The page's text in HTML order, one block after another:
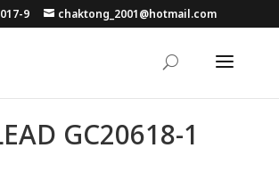
9 chaktong_2001@hotmail.com
GC20618-1